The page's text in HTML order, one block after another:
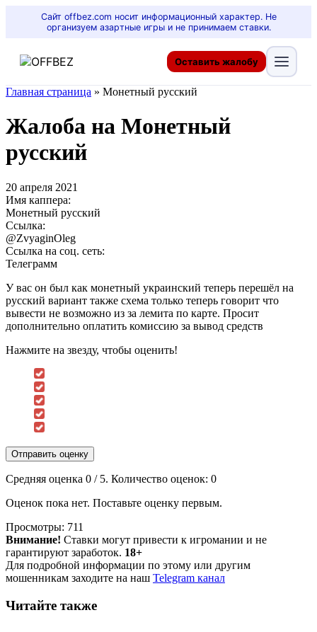
Сайт offbez.com носит информационный характер. Не
организуем азартные игры и не принимаем ставки.
Оставить жалобу
Главная страница » Монетный русский
Жалоба на Монетный
русский
20 апреля 2021
Имя каппера:
Монетный русский
Ссылка:
@ZvyaginOleg
Ссылка на соц. сеть:
Телеграмм
У вас он был как монетный украинский теперь перешёл на
русский вариант также схема только теперь говорит что
вывести не возможно из за лемита по карте. Просит
дополнительно оплатить комиссию за вывод средств
Нажмите на звезду, чтобы оценить!
Отправить оценку
Средняя оценка 0 / 5. Количество оценок: 0
Оценок пока нет. Поставьте оценку первым.
Просмотры: 711
Внимание! Ставки могут привести к игромании и не
гарантируют заработок. 18+
Для подробной информации по этому или другим
мошенникам заходите на наш Telegram канал
Читайте также